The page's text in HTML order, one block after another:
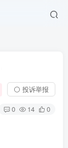
⚪ 投诉举报
0 14 0